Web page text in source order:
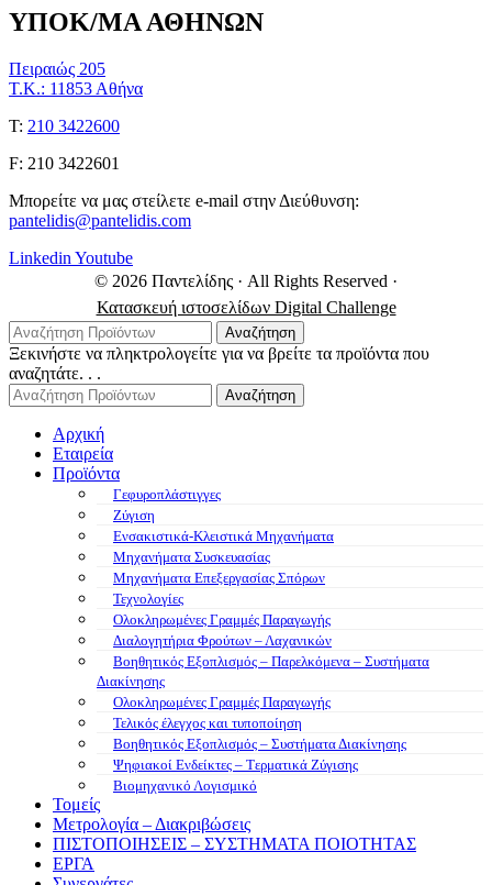
ΥΠΟΚ/ΜΑ ΑΘΗΝΩΝ
Πειραιώς 205
Τ.Κ.: 11853 Αθήνα
Τ: 210 3422600
F: 210 3422601
Μπορείτε να μας στείλετε e-mail στην Διεύθυνση:
pantelidis@pantelidis.com
Linkedin Youtube
© 2026 Παντελίδης · All Rights Reserved ·
Κατασκευή ιστοσελίδων Digital Challenge
Αναζήτηση
Ξεκινήστε να πληκτρολογείτε για να βρείτε τα προϊόντα που
αναζητάτε. . .
Αναζήτηση
Αρχική
Εταιρεία
Προϊόντα
Γεφυροπλάστιγγες
Ζύγιση
Ενσακιστικά-Κλειστικά Μηχανήματα
Μηχανήματα Συσκευασίας
Μηχανήματα Επεξεργασίας Σπόρων
Τεχνολογίες
Ολοκληρωμένες Γραμμές Παραγωγής
Διαλογητήρια Φρούτων – Λαχανικών
Βοηθητικός Εξοπλισμός – Παρελκόμενα – Συστήματα
Διακίνησης
Ολοκληρωμένες Γραμμές Παραγωγής
Τελικός έλεγχος και τυποποίηση
Βοηθητικός Εξοπλισμός – Συστήματα Διακίνησης
Ψηφιακοί Ενδείκτες – Tερματικά Ζύγισης
Βιομηχανικό Λογισμικό
Τομείς
Μετρολογία – Διακριβώσεις
ΠΙΣΤΟΠΟΙΗΣΕΙΣ – ΣΥΣΤΗΜΑΤΑ ΠΟΙΟΤΗΤΑΣ
ΕΡΓΑ